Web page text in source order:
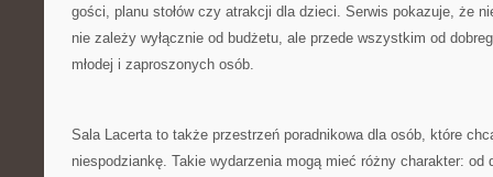
gości, planu stołów czy atrakcji dla dzieci. Serwis pokazuje, że
nie zależy wyłącznie od budżetu, ale przede wszystkim od
młodej i zaproszonych osób.
Sala Lacerta to także przestrzeń poradnikowa dla osób, które
niespodziankę. Takie wydarzenia mogą mieć różny charakter: od